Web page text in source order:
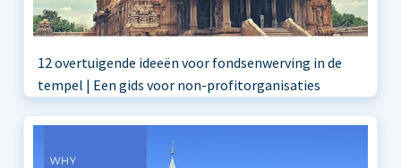
12 overtuigende ideeën voor fondsenwerving in de
tempel | Een gids voor non-profitorganisaties